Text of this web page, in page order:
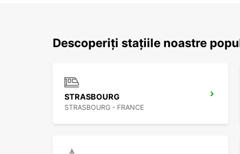
Descoperiți stațiile noastre
STRASBOURG
STRASBOURG - FRANCE